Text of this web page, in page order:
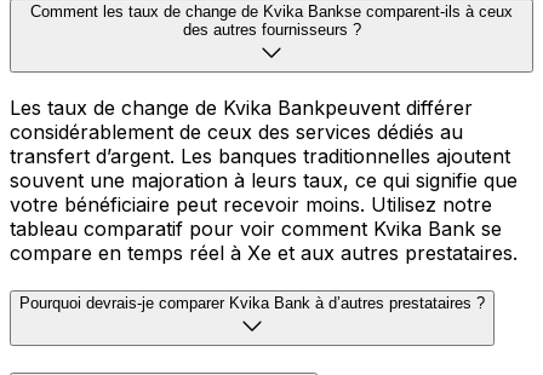
Comment les taux de change de Kvika Bankse comparent-ils à ceux
des autres fournisseurs ?
Les taux de change de Kvika Bankpeuvent différer
considérablement de ceux des services dédiés au
transfert d’argent. Les banques traditionnelles ajoutent
souvent une majoration à leurs taux, ce qui signifie que
votre bénéficiaire peut recevoir moins. Utilisez notre
tableau comparatif pour voir comment Kvika Bank se
compare en temps réel à Xe et aux autres prestataires.
Pourquoi devrais-je comparer Kvika Bank à d’autres prestataires ?